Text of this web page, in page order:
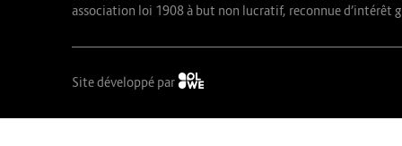
association loi 1908 à but non lucratif, reconnue d’intérêt
Site développé par